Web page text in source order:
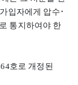
입자에게 압수･
통지하여야 한
호로 개정된